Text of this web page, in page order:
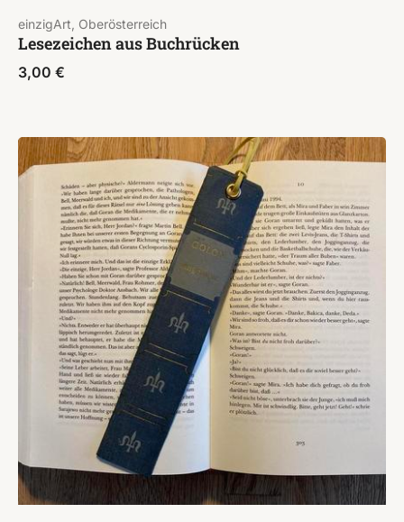
einzigArt, Oberösterreich
Lesezeichen aus Buchrücken
3,00 €